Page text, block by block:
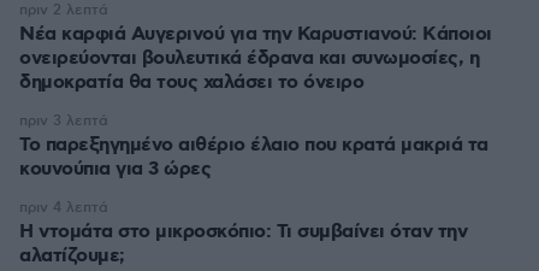
Νέα καρφιά Αυγερινού για την Καρυστιανού: Kάποιοι
ονειρεύονται βουλευτικά έδρανα και συνωμοσίες, η
δημοκρατία θα τους χαλάσει το όνειρο
πριν 2 λεπτά
Το παρεξηγημένο αιθέριο έλαιο που κρατά μακριά τα
κουνούπια για 3 ώρες
πριν 3 λεπτά
Η ντομάτα στο μικροσκόπιο: Τι συμβαίνει όταν την
αλατίζουμε;
πριν 4 λεπτά